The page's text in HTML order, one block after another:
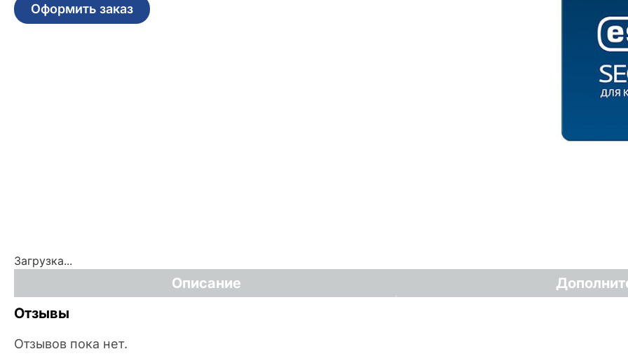
Оформить заказ
Загрузка...
Описание
Отзывы
Отзывов пока нет.